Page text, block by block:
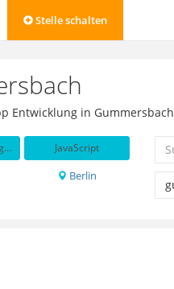
Stelle schalten
Entwicklung in Gummersbach
Swift (Apple programming language) JavaScript
Berlin